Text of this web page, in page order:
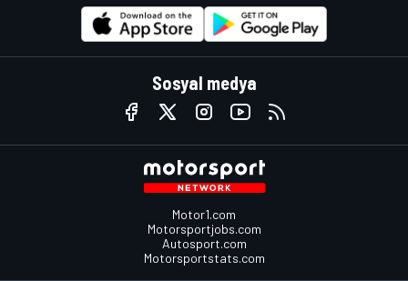
Sosyal medya
Motor1.com
Motorsportjobs.com
Autosport.com
Motorsportstats.com